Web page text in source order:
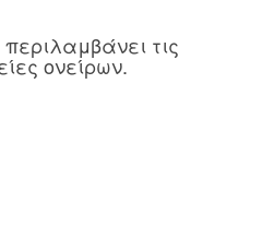
τις
ονείρων.